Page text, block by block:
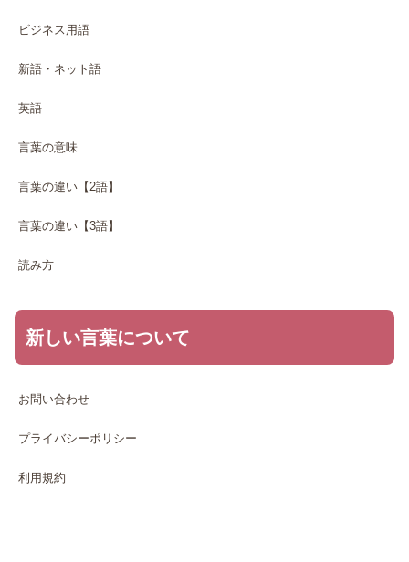
ビジネス用語
新語・ネット語
英語
言葉の意味
言葉の違い【2語】
言葉の違い【3語】
読み方
新しい言葉について
お問い合わせ
プライバシーポリシー
利用規約